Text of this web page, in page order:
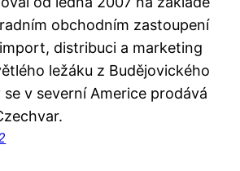
obchodním zastoupení
distribuci a marketing
ležáku z Budějovického
v severní Americe prodává